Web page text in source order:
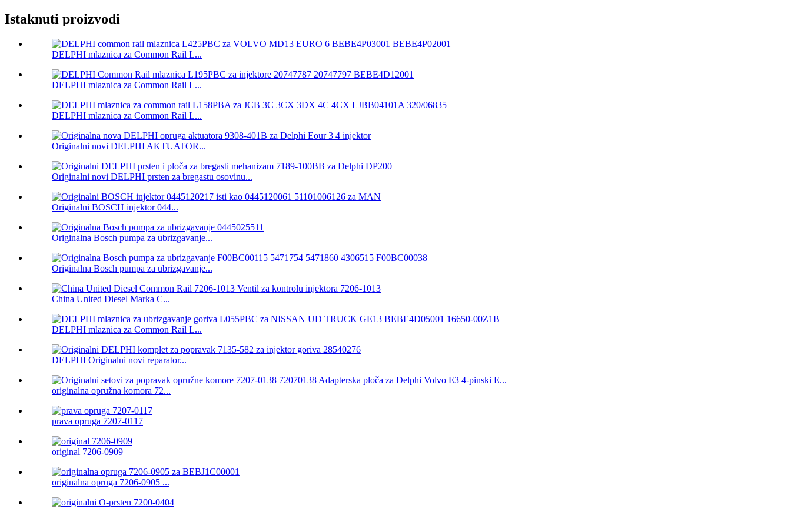
Istaknuti proizvodi
DELPHI mlaznica za Common Rail L...
DELPHI mlaznica za Common Rail L...
DELPHI mlaznica za Common Rail L...
Originalni novi DELPHI AKTUATOR...
Originalni novi DELPHI prsten za bregastu osovinu...
Originalni BOSCH injektor 044...
Originalna Bosch pumpa za ubrizgavanje...
Originalna Bosch pumpa za ubrizgavanje...
China United Diesel Marka C...
DELPHI mlaznica za Common Rail L...
DELPHI Originalni novi reparator...
originalna opružna komora 72...
prava opruga 7207-0117
original 7206-0909
originalna opruga 7206-0905 ...